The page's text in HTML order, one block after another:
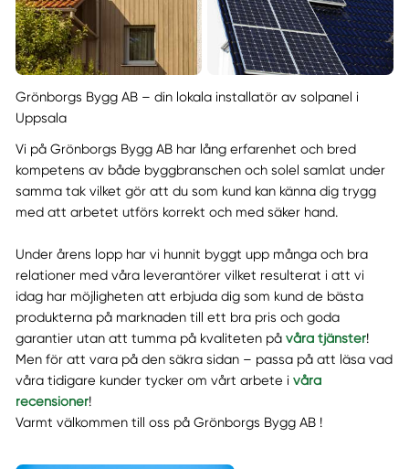
Grönborgs Bygg AB – din lokala installatör av solpanel i
Uppsala
Vi på Grönborgs Bygg AB har lång erfarenhet och bred
kompetens av både byggbranschen och solel samlat under
samma tak vilket gör att du som kund kan känna dig trygg
med att arbetet utförs korrekt och med säker hand.
Under årens lopp har vi hunnit byggt upp många och bra
relationer med våra leverantörer vilket resulterat i att vi
idag har möjligheten att erbjuda dig som kund de bästa
produkterna på marknaden till ett bra pris och goda
garantier utan att tumma på kvaliteten på våra tjänster!
Men för att vara på den säkra sidan – passa på att läsa vad
våra tidigare kunder tycker om vårt arbete i våra
recensioner!
Varmt välkommen till oss på Grönborgs Bygg AB !